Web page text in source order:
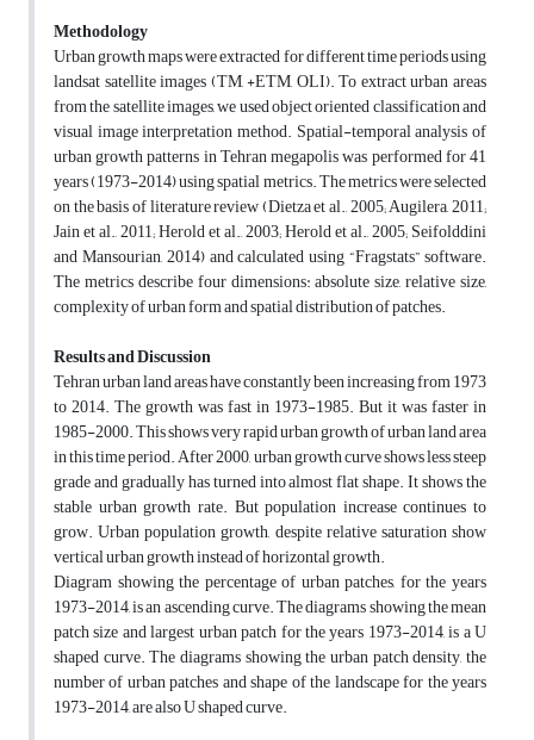
Methodology
Urban growth maps were extracted for different time periods using
landsat satellite images (TM, +ETM, OLI). To extract urban areas
from the satellite images, we used object oriented classification and
visual image interpretation method. Spatial-temporal analysis of
urban growth patterns in Tehran megapolis was performed for 41
years (1973-2014) using spatial metrics. The metrics were selected
on the basis of literature review (Dietza et al., 2005; Augilera, 2011;
Jain et al., 2011; Herold et al., 2003; Herold et al., 2005; Seifolddini
and Mansourian, 2014) and calculated using “Fragstats” software.
The metrics describe four dimensions: absolute size, relative size,
complexity of urban form and spatial distribution of patches.
Results and Discussion
Tehran urban land areas have constantly been increasing from 1973
to 2014. The growth was fast in 1973-1985. But it was faster in
1985-2000. This shows very rapid urban growth of urban land area
in this time period. After 2000, urban growth curve shows less steep
grade and gradually has turned into almost flat shape. It shows the
stable urban growth rate. But population increase continues to
grow. Urban population growth, despite relative saturation show
vertical urban growth instead of horizontal growth.
Diagram showing the percentage of urban patches, for the years
1973-2014, is an ascending curve. The diagrams showing the mean
patch size and largest urban patch for the years 1973-2014, is a U
shaped curve. The diagrams showing the urban patch density, the
number of urban patches and shape of the landscape for the years
1973-2014, are also U shaped curve.